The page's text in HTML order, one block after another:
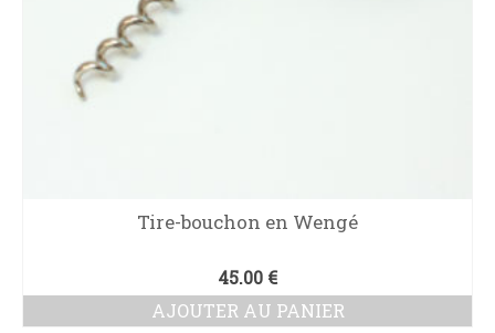
Tire-bouchon en Wengé
45.00 €
AJOUTER AU PANIER